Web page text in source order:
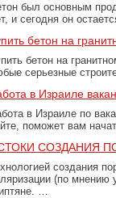
был основным
и сегодня он
бетон на
бетон на
серьезные
в Израиле
в Израиле по
поможет вам
СОЗДАНИЯ
создания
(по
…